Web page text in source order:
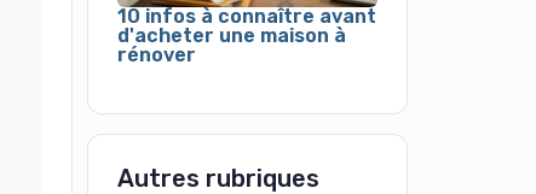
10 infos à connaître avant
d'acheter une maison à
rénover
Autres rubriques